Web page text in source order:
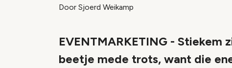
Door Sjoerd Weikamp
EVENTMARKETING - Stiekem
beetje mede trots, want die